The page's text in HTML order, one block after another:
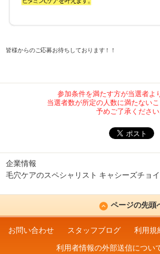
皆様からのご応募お待ちしております！！
参加条件を満たす方が当選者よ
当選者数が所定の人数に満たないこ
予めご了承ください
企業情報
毛穴ケアのスペシャリスト キャシーズチョ
ページの先頭
お問い合わせ スタッフブログ 利用規
利用者情報の外部送信につい